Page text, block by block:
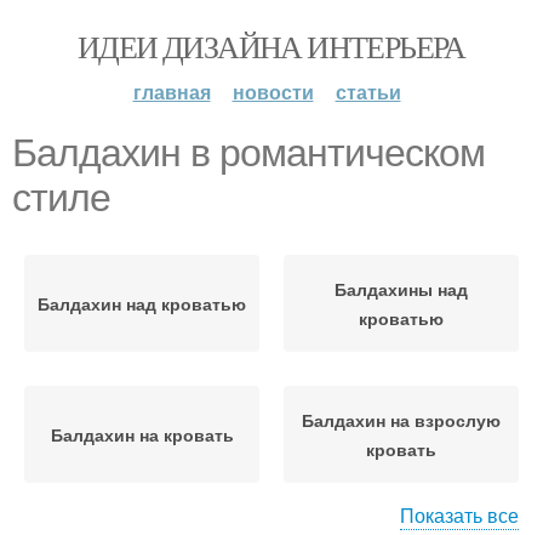
ИДЕИ ДИЗАЙНА ИНТЕРЬЕРА
главная новости статьи
Балдахин в романтическом
стиле
Балдахин над кроватью
Балдахины над
кроватью
Балдахин на кровать
Балдахин на взрослую
кровать
Показать все